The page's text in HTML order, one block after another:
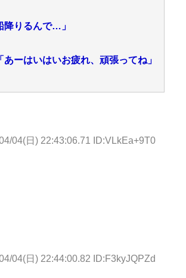
降りるんで…」
あーはいはいお疲れ、頑張ってね」
04(日) 22:43:06.71 ID:VLkEa+9T0
04(日) 22:44:00.82 ID:F3kyJQPZd